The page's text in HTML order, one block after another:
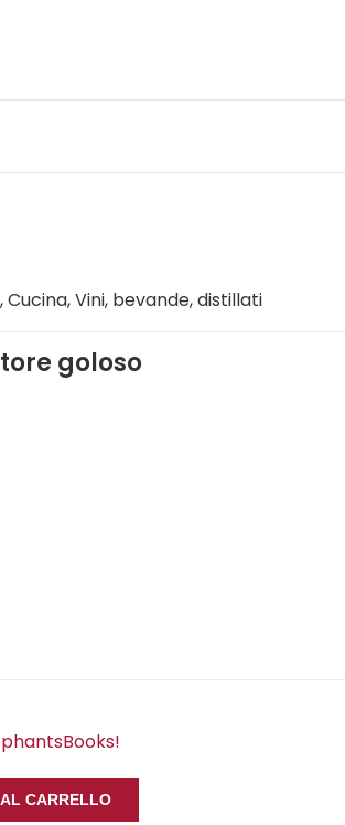
, Cucina, Vini, bevande, distillati
goloso
CARRELLO